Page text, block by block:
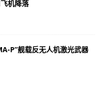
机降落
P”舰载反无人机激光武器